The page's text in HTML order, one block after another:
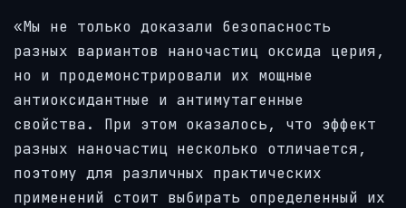
«Мы не только доказали безопасность
разных вариантов наночастиц оксида церия,
но и продемонстрировали их мощные
антиоксидантные и антимутагенные
свойства. При этом оказалось, что эффект
разных наночастиц несколько отличается,
поэтому для различных практических
применений стоит выбирать определенный их